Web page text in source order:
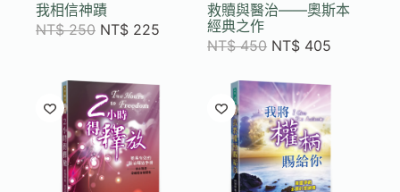
我相信神蹟
NT$250 NT$ 225
救贖與醫治——奧斯本
經典之作
NT$450 NT$ 405